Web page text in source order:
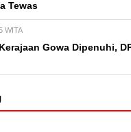
Tewas
WITA
Gowa Dipenuhi,